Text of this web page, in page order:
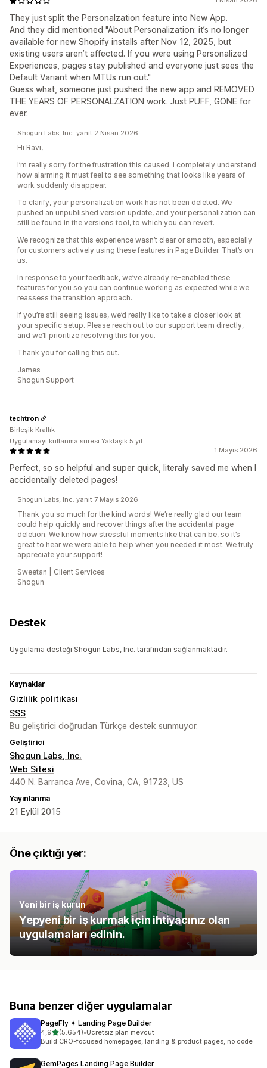
They just split the Personalzation feature into New App.
And they did mentioned "About Personalization: it’s no longer
available for new Shopify installs after Nov 12, 2025, but
existing users aren’t affected. If you were using Personalized
Experiences, pages stay published and everyone just sees the
Default Variant when MTUs run out."
Guess what, someone just pushed the new app and REMOVED
THE YEARS OF PERSONALZATION work. Just PUFF, GONE for
ever.
Shogun Labs, Inc. yanıt 2 Nisan 2026
Hi Ravi,
I’m really sorry for the frustration this caused. I completely understand
how alarming it must feel to see something that looks like years of
work suddenly disappear.
To clarify, your personalization work has not been deleted. We
pushed an unpublished version update, and your personalization can
still be found in the versions tool, to which you can revert.
We recognize that this experience wasn’t clear or smooth, especially
for customers actively using these features in Page Builder. That’s on
us.
In response to your feedback, we’ve already re-enabled these
features for you so you can continue working as expected while we
reassess the transition approach.
If you’re still seeing issues, we’d really like to take a closer look at
your specific setup. Please reach out to our support team directly,
and we’ll prioritize resolving this for you.
Thank you for calling this out.
James
Shogun Support
1 Mayıs 2026
Perfect, so so helpful and super quick, literaly saved me when I
accidentally deleted pages!
techtron
Birleşik Krallık
Uygulamayı kullanma süresi:Yaklaşık 5 yıl
Shogun Labs, Inc. yanıt 7 Mayıs 2026
Thank you so much for the kind words! We’re really glad our team
could help quickly and recover things after the accidental page
deletion. We know how stressful moments like that can be, so it’s
great to hear we were able to help when you needed it most. We truly
appreciate your support!
Sweetan | Client Services
Shogun
Destek
Uygulama desteği Shogun Labs, Inc. tarafından sağlanmaktadır.
Kaynaklar
Gizlilik politikası
SSS
Bu geliştirici doğrudan Türkçe destek sunmuyor.
Geliştirici
Shogun Labs, Inc.
Web Sitesi
440 N. Barranca Ave, Covina, CA, 91723, US
Yayınlanma
21 Eylül 2015
Öne çıktığı yer:
Yeni bir iş kurun
Yepyeni bir iş kurmak için ihtiyacınız olan
uygulamaları edinin.
Buna benzer diğer uygulamalar
PageFly ✦ Landing Page Builder
4,95 yıldız üzerinden
(5.654)
toplam 5654 değerlendirme
•Ücretsiz plan mevcut
Build CRO-focused homepages, landing & product pages, no code
GemPages Landing Page Builder